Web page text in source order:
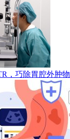
，巧除胃腔外肿物